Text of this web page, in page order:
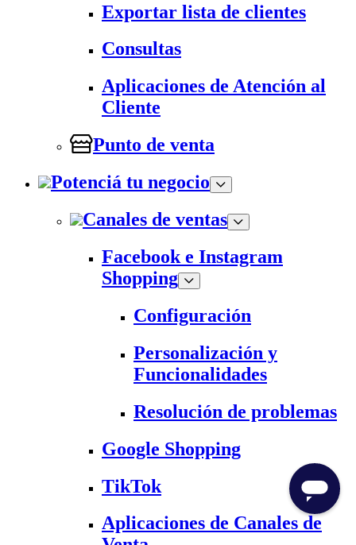
Exportar lista de clientes
Consultas
Aplicaciones de Atención al
Cliente
Punto de venta
Potenciá tu negocio
Canales de ventas
Facebook e Instagram
Shopping
Configuración
Personalización y
Funcionalidades
Resolución de problemas
Google Shopping
TikTok
Aplicaciones de Canales de